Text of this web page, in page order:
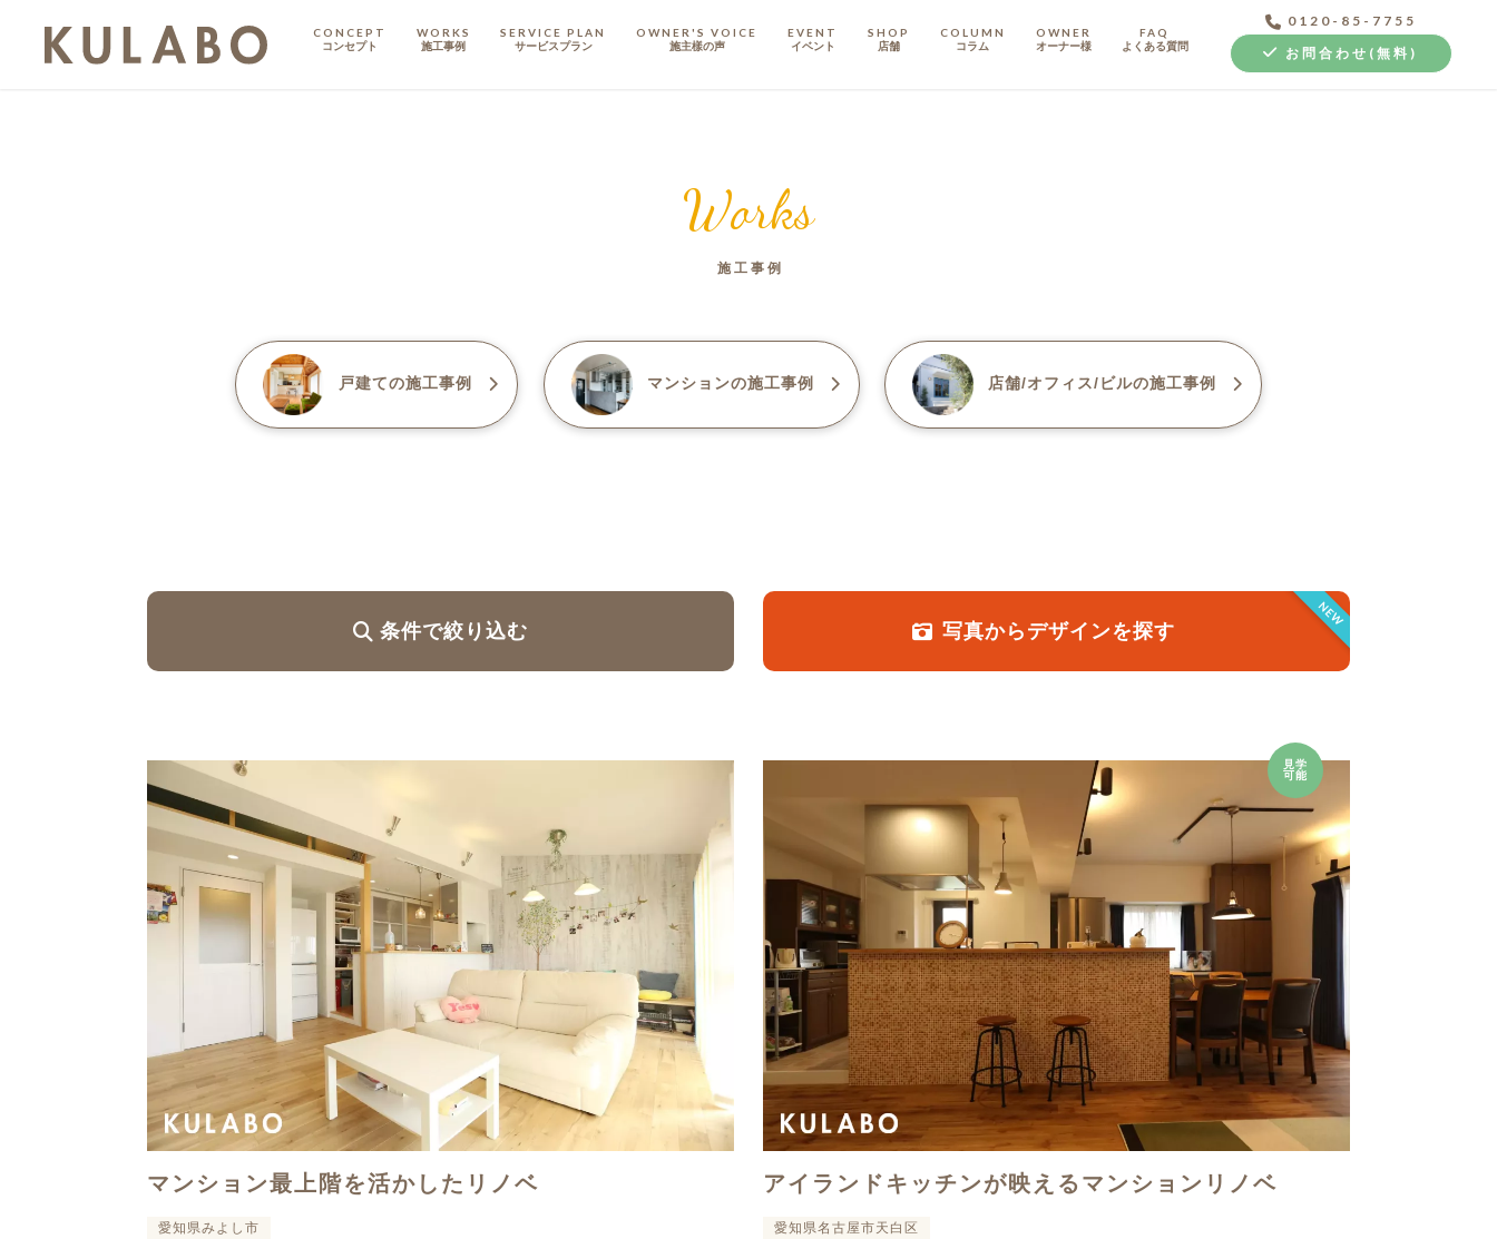
CONCEPT
コンセプト
WORKS
施工事例
SERVICE PLAN
サービスプラン
OWNER'S VOICE
施主樣の声
EVENT
イベント
SHOP
店舗
COLUMN
コラム
OWNER
オーナー様
FAQ
よくある質問
0120-85-7755
お問合わせ(無料)
Works
施工事例
戸建ての施工事例 マンションの施工事例 店舗/オフィス/ビルの施工事例
条件で絞り込む
NEW
写真からデザインを探す
マンション最上階を活かしたリノベ
愛知県みよし市
見学
可能
アイランドキッチンが映えるマンションリノベ
愛知県名古屋市天白区